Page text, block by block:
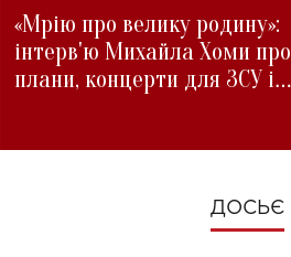
«Мрію про велику родину»:
інтерв'ю Михайла Хоми про
плани, концерти для ЗСУ і
ДОСЬЄ